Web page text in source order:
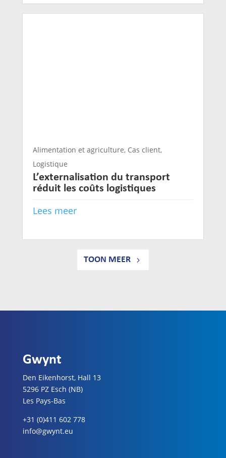
Alimentation et agriculture, Cas client,
Logistique
L’externalisation du transport
réduit les coûts logistiques
Lees meer
TOON MEER
Gwynt
Den Eikenhorst, Hall 13
5296 PZ Esch (NB)
Les Pays-Bas
+31 (0)411 602 778
info@gwynt.eu